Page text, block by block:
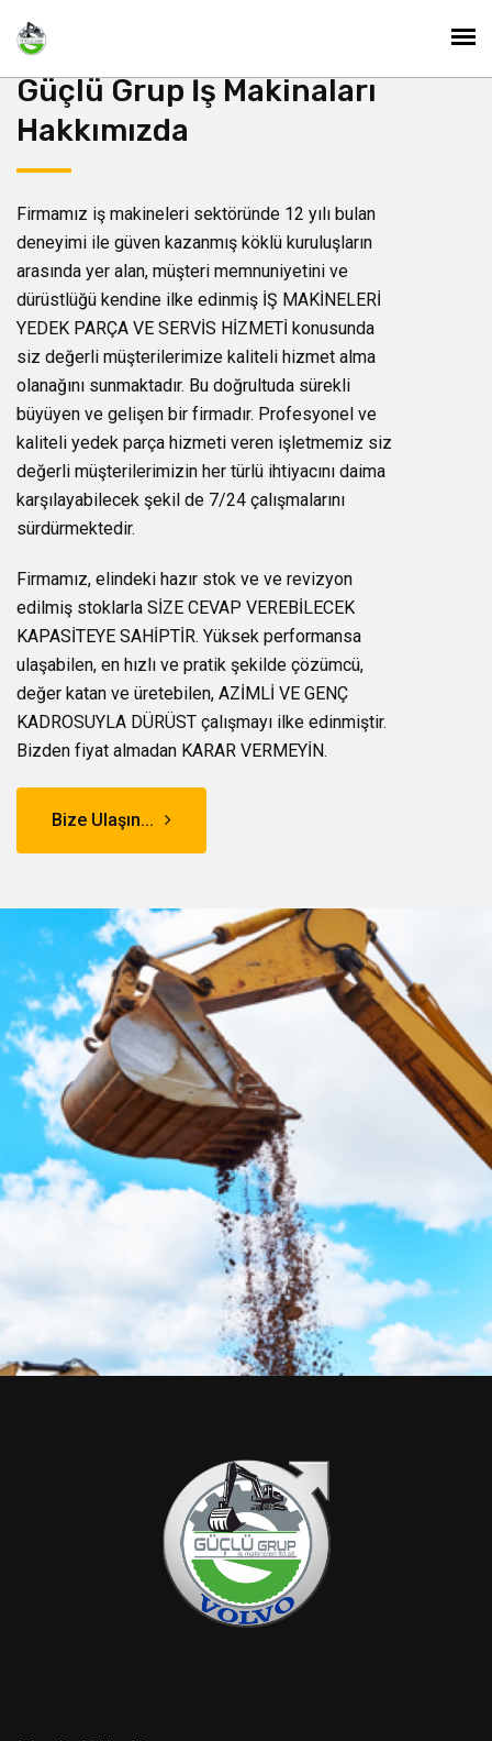
Güçlü Grup İş Makinaları
Hakkımızda
Firmamız iş makineleri sektöründe 12 yılı bulan
deneyimi ile güven kazanmış köklü kuruluşların
arasında yer alan, müşteri memnuniyetini ve
dürüstlüğü kendine ilke edinmiş İŞ MAKİNELERİ
YEDEK PARÇA VE SERVİS HİZMETİ konusunda
siz değerli müşterilerimize kaliteli hizmet alma
olanağını sunmaktadır. Bu doğrultuda sürekli
büyüyen ve gelişen bir firmadır. Profesyonel ve
kaliteli yedek parça hizmeti veren işletmemiz siz
değerli müşterilerimizin her türlü ihtiyacını daima
karşılayabilecek şekil de 7/24 çalışmalarını
sürdürmektedir.
Firmamız, elindeki hazır stok ve ve revizyon
edilmiş stoklarla SİZE CEVAP VEREBİLECEK
KAPASİTEYE SAHİPTİR. Yüksek performansa
ulaşabilen, en hızlı ve pratik şekilde çözümcü,
değer katan ve üretebilen, AZİMLİ VE GENÇ
KADROSUYLA DÜRÜST çalışmayı ilke edinmiştir.
Bizden fiyat almadan KARAR VERMEYİN.
Bize Ulaşın...